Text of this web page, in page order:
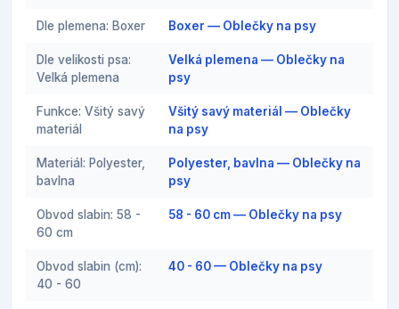
Dle plemena: Boxer Boxer — Oblečky na psy
Dle velikosti psa:
Velká plemena
Velká plemena — Oblečky na
psy
Funkce: Všitý savý
materiál
Všitý savý materiál — Oblečky
na psy
Materiál: Polyester,
bavlna
Polyester, bavlna — Oblečky na
psy
Obvod slabin: 58 -
60 cm
58 - 60 cm — Oblečky na psy
Obvod slabin (cm):
40 - 60
40 - 60 — Oblečky na psy